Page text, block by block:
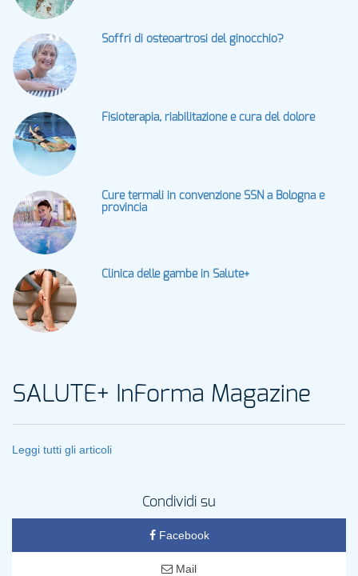
Soffri di osteoartrosi del ginocchio?
Fisioterapia, riabilitazione e cura del dolore
Cure termali in convenzione SSN a Bologna e
provincia
Clinica delle gambe in Salute+
SALUTE+ InForma Magazine
Leggi tutti gli articoli
Condividi su
Facebook
Mail